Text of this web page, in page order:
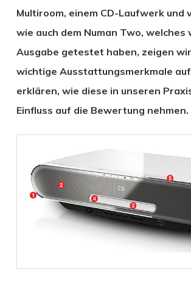
Multiroom, einem CD-Laufwerk und
wie auch dem Numan Two, welches
Ausgabe getestet haben, zeigen
wichtige Ausstattungsmerkmale
erklären, wie diese in unseren
Einfluss auf die Bewertung nehmen.